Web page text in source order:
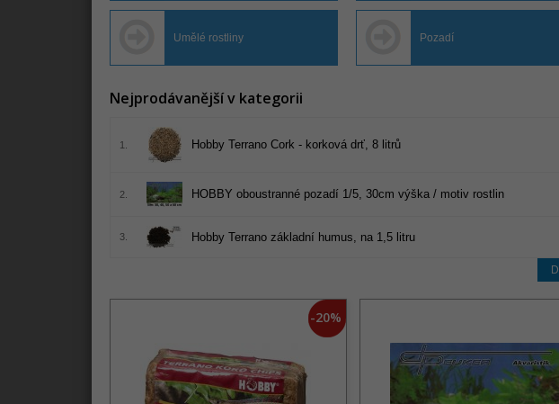
Umělé rostliny Pozadí
Nejprodávanější v kategorii
1. Hobby Terrano Cork - korková drť, 8 litrů
2. HOBBY oboustranné pozadí 1/5, 30cm výška / motiv rostlin
3. Hobby Terrano základní humus, na 1,5 litru
-20%